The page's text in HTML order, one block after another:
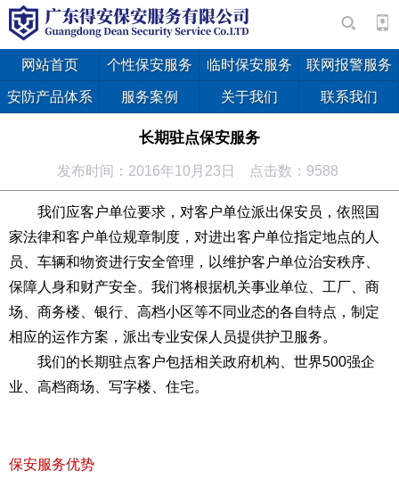
网站首页 个性保安服务 临时保安服务 联网报警服务
安防产品体系 服务案例 关于我们 联系我们
长期驻点保安服务
发布时间：2016年10月23日 点击数：9588
我们应客户单位要求，对客户单位派出保安员，依照国
家法律和客户单位规章制度，对进出客户单位指定地点的人
员、车辆和物资进行安全管理，以维护客户单位治安秩序、
保障人身和财产安全。我们将根据机关事业单位、工厂、商
场、商务楼、银行、高档小区等不同业态的各自特点，制定
相应的运作方案，派出专业安保人员提供护卫服务。
我们的长期驻点客户包括相关政府机构、世界500强企
业、高档商场、写字楼、住宅。
保安服务优势